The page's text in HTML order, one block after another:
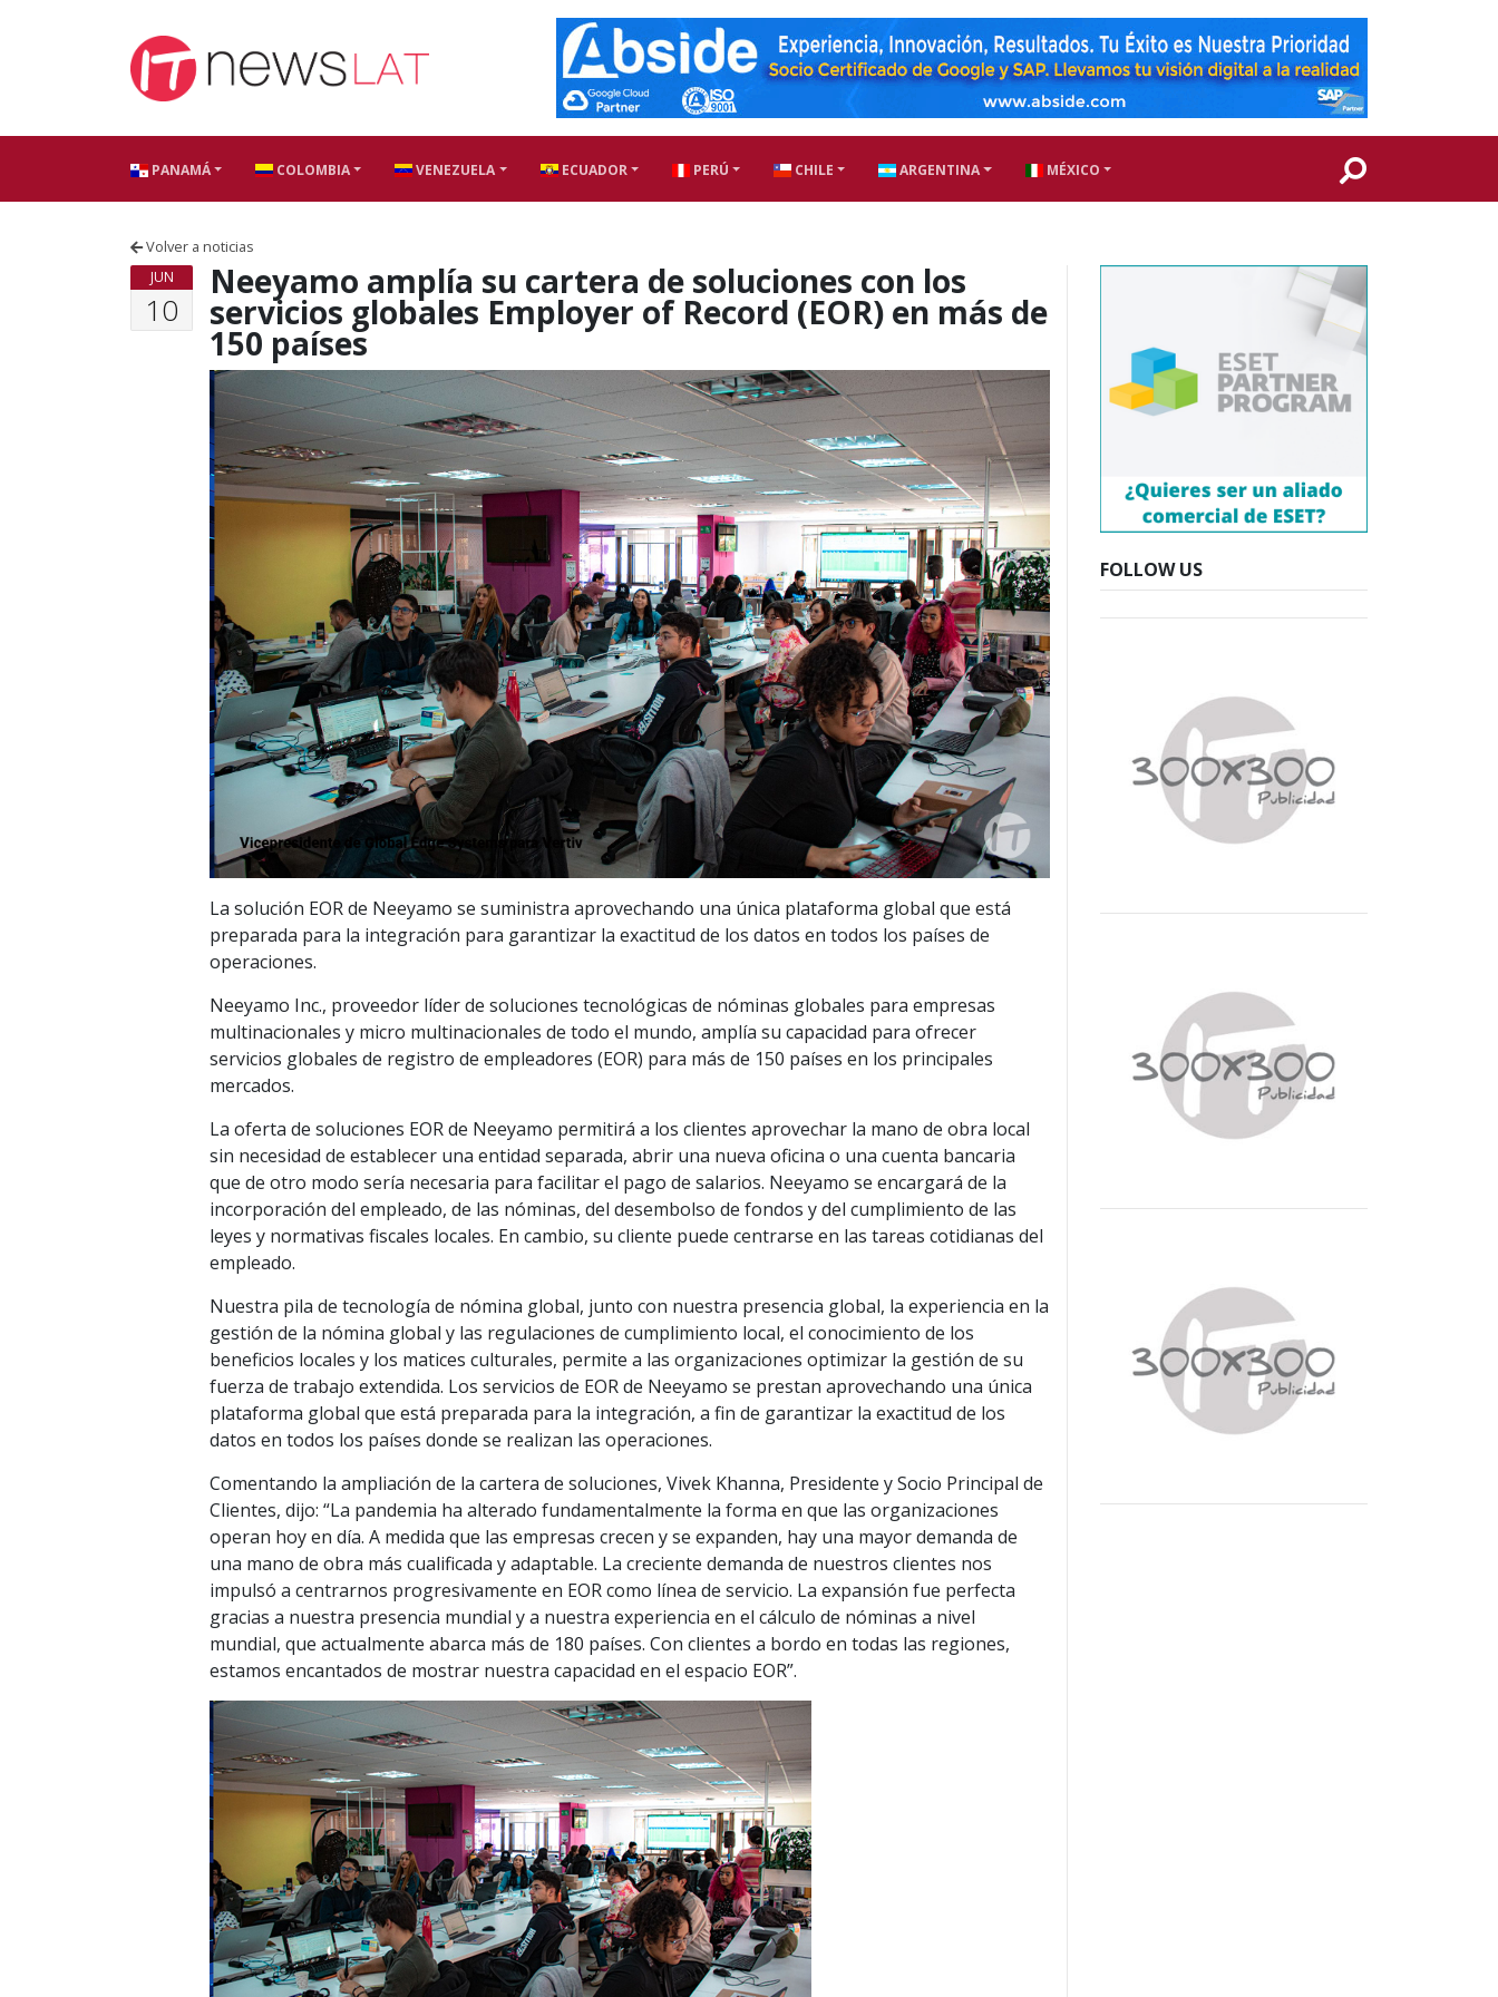
PANAMÁ COLOMBIA VENEZUELA ECUADOR PERÚ CHILE ARGENTINA MÉXICO
Volver a noticias
JUN
10
Neeyamo amplía su cartera de soluciones con los
servicios globales Employer of Record (EOR) en más de
150 países
La solución EOR de Neeyamo se suministra aprovechando una única plataforma global que está
preparada para la integración para garantizar la exactitud de los datos en todos los países de
operaciones.
Neeyamo Inc., proveedor líder de soluciones tecnológicas de nóminas globales para empresas
multinacionales y micro multinacionales de todo el mundo, amplía su capacidad para ofrecer
servicios globales de registro de empleadores (EOR) para más de 150 países en los principales
mercados.
La oferta de soluciones EOR de Neeyamo permitirá a los clientes aprovechar la mano de obra local
sin necesidad de establecer una entidad separada, abrir una nueva oficina o una cuenta bancaria
que de otro modo sería necesaria para facilitar el pago de salarios. Neeyamo se encargará de la
incorporación del empleado, de las nóminas, del desembolso de fondos y del cumplimiento de las
leyes y normativas fiscales locales. En cambio, su cliente puede centrarse en las tareas cotidianas del
empleado.
Nuestra pila de tecnología de nómina global, junto con nuestra presencia global, la experiencia en la
gestión de la nómina global y las regulaciones de cumplimiento local, el conocimiento de los
beneficios locales y los matices culturales, permite a las organizaciones optimizar la gestión de su
fuerza de trabajo extendida. Los servicios de EOR de Neeyamo se prestan aprovechando una única
plataforma global que está preparada para la integración, a fin de garantizar la exactitud de los
datos en todos los países donde se realizan las operaciones.
Comentando la ampliación de la cartera de soluciones, Vivek Khanna, Presidente y Socio Principal de
Clientes, dijo: “La pandemia ha alterado fundamentalmente la forma en que las organizaciones
operan hoy en día. A medida que las empresas crecen y se expanden, hay una mayor demanda de
una mano de obra más cualificada y adaptable. La creciente demanda de nuestros clientes nos
impulsó a centrarnos progresivamente en EOR como línea de servicio. La expansión fue perfecta
gracias a nuestra presencia mundial y a nuestra experiencia en el cálculo de nóminas a nivel
mundial, que actualmente abarca más de 180 países. Con clientes a bordo en todas las regiones,
estamos encantados de mostrar nuestra capacidad en el espacio EOR”.
FOLLOW US